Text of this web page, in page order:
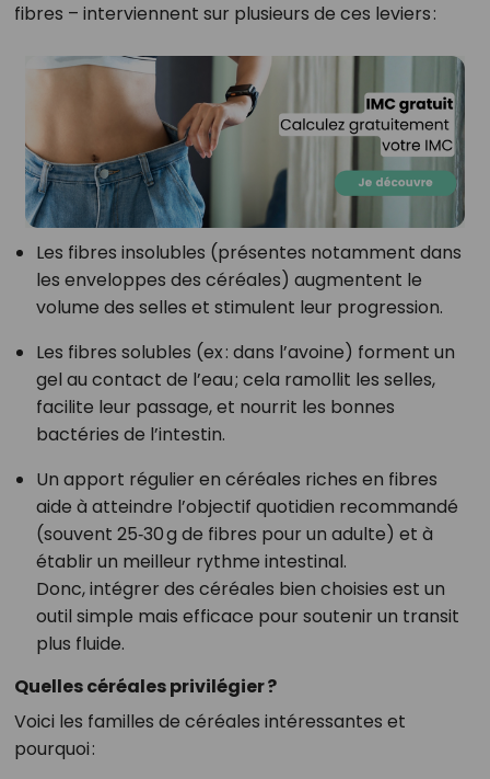
fibres – interviennent sur plusieurs de ces leviers :
Les fibres insolubles (présentes notamment dans
les enveloppes des céréales) augmentent le
volume des selles et stimulent leur progression.
Les fibres solubles (ex : dans l’avoine) forment un
gel au contact de l’eau ; cela ramollit les selles,
facilite leur passage, et nourrit les bonnes
bactéries de l’intestin.
Un apport régulier en céréales riches en fibres
aide à atteindre l’objectif quotidien recommandé
(souvent 25‑30 g de fibres pour un adulte) et à
établir un meilleur rythme intestinal.
Donc, intégrer des céréales bien choisies est un
outil simple mais efficace pour soutenir un transit
plus fluide.
Quelles céréales privilégier ?
Voici les familles de céréales intéressantes et
pourquoi :